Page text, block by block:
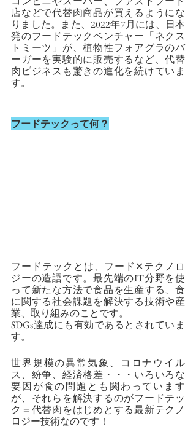
店などで代替肉商品が買えるようにな
りました。また、2022年7月には、日本
発のフードテックベンチャー「ネクス
トミーツ」が、植物性フォアグラのバ
ーガーを実験的に販売するなど、代替
肉ビジネスも驚きの進化を続けていま
す。
フードテックって何？
フードテックとは、フード✕テクノロ
ジーの造語です。最先端のIT分野を使
って新たな方法で食品を生産する、食
に関する社会課題を解決する技術や産
業、取り組みのことです。
SDGs達成にも有効であるとされていま
す。
世界規模の異常気象、コロナウイル
ス、紛争、経済格差・・・いろいろな
要因が食の問題とも関わっています
が、それらを解決するのがフードテッ
ク＝代替肉をはじめとする最新テクノ
ロジー技術なのです！